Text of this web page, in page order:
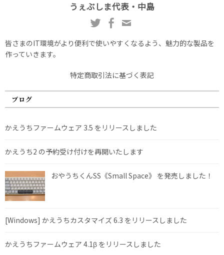
うぇぶしま代表・中島
皆さまのIT環境がより便利で使いやすくなるよう、魅力的な製品を
作っていきます。
特定商取引法に基づく表記
ブログ
かえうちファームウェア 3.5 をリリースしました
かえうち2 の予約受け付けを再開いたします
おやうちくんSS《Small Space》 を発売しました！
[Windows] かえうちカスタマイズ 6.3 をリリースしました
かえうちファームウェア 4.1β をリリースしました